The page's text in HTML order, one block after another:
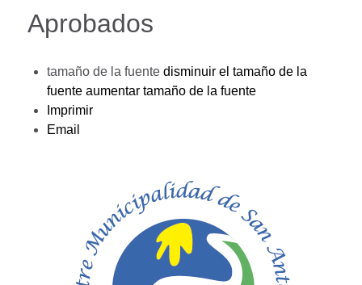
Aprobados
tamaño de la fuente disminuir el tamaño de la
fuente aumentar tamaño de la fuente
Imprimir
Email